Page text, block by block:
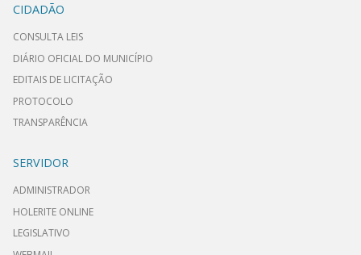
CIDADÃO
CONSULTA LEIS
DIÁRIO OFICIAL DO MUNICÍPIO
EDITAIS DE LICITAÇÃO
PROTOCOLO
TRANSPARÊNCIA
SERVIDOR
ADMINISTRADOR
HOLERITE ONLINE
LEGISLATIVO